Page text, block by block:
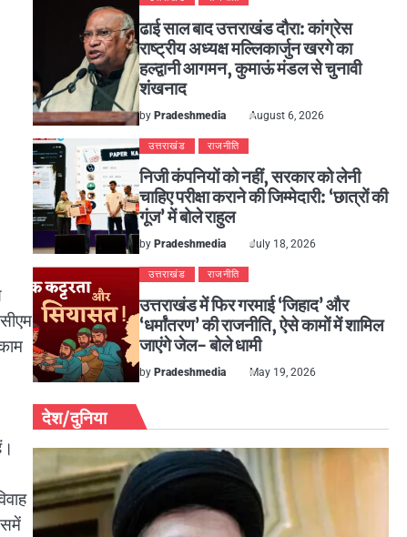
ढाई साल बाद उत्तराखंड दौरा: कांग्रेस
राष्ट्रीय अध्यक्ष मल्लिकार्जुन खरगे का
हल्द्वानी आगमन, कुमाऊं मंडल से चुनावी
शंखनाद
by Pradeshmedia August 6, 2026
उत्तराखंड राजनीति
निजी कंपनियों को नहीं, सरकार को लेनी
चाहिए परीक्षा कराने की जिम्मेदारी: ‘छात्रों की
गूंज’ में बोले राहुल
by Pradeshmedia July 18, 2026
उत्तराखंड राजनीति
उत्तराखंड में फिर गरमाई ‘जिहाद’ और
‘धर्मांतरण’ की राजनीति, ऐसे कामों में शामिल
जाएंगे जेल- बोले धामी
by Pradeshmedia May 19, 2026
देश/दुनिया